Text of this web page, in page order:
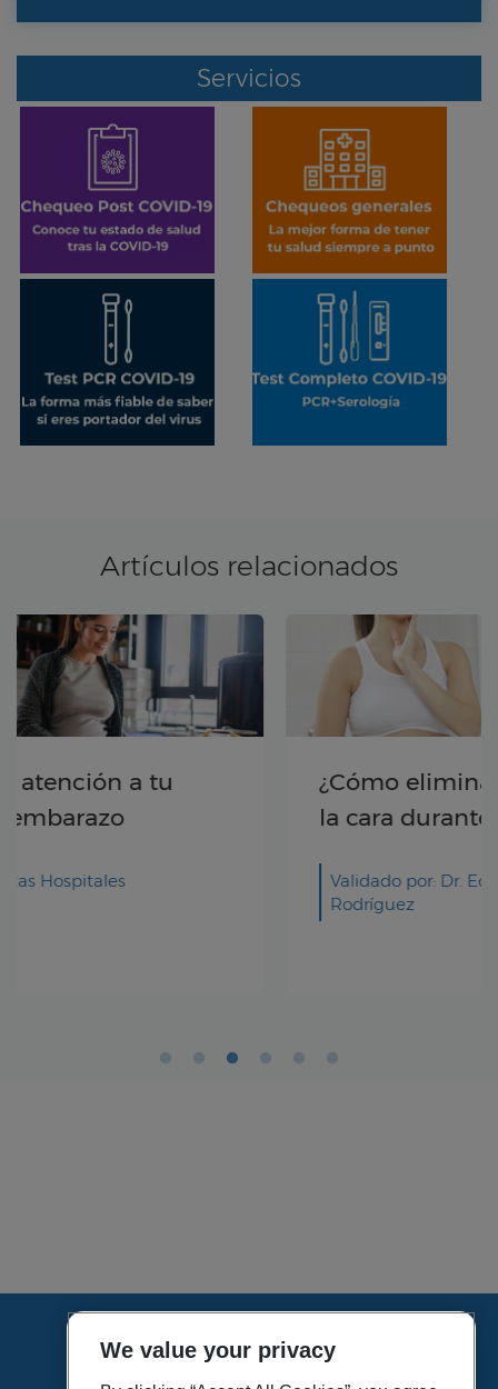
Servicios
Artículos relacionados
¿Cómo eliminar las manchas en
la cara durante el embarazo?
Validado por: Dr. Eduardo Cabrillo
HOME
We value your privacy